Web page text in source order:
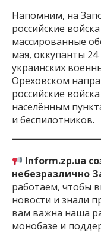
Напомним, на
российские войска
массированные
мая, оккупанты
украинских
Ореховском
российские
населённым
и беспилотников.
Inform.zp.ua
небезразлично
работаем, чтобы
новости и знали
вам важна наша
монобазе и